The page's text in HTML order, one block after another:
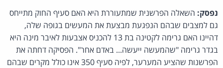
נפסק: השאלה הפרשנית שמתעוררת היא האם סעיף החוק מתייחס
גם למצבים שבהם הנפגעת מבצעת את המעשים בגופה שלה,
דהיינו האם גרימה לקטינה בת 13 להכניס אצבעות לאיבר מינה היא
בגדר גרימה "שהמעשה ייעשה... באדם אחר". הפסיקה דחתה את
הפרשנות שהציע המערער, לפיה סעיף 350 אינו כולל מקרים שבהם